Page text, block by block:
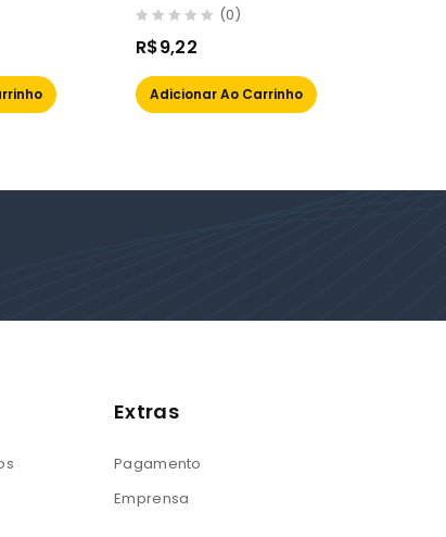
out
5
(0)
R$9,22
Adicionar Ao Carrinho
Extras
Pagamento
Emprensa